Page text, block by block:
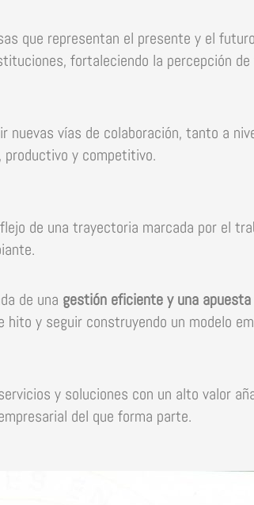
que representan el presente y el
fortaleciendo la percepción
vías de colaboración, tanto a
productivo y competitivo.
de una trayectoria marcada por el
de una gestión eficiente y una
y seguir construyendo un modelo
y soluciones con un alto valor
del que forma parte.